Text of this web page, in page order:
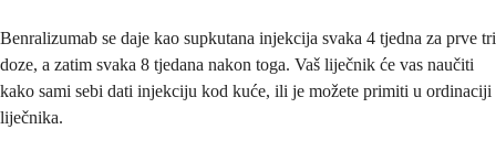
Benralizumab se daje kao supkutana injekcija svaka 4 tjedna za prve tri
doze, a zatim svaka 8 tjedana nakon toga. Vaš liječnik će vas naučiti
kako sami sebi dati injekciju kod kuće, ili je možete primiti u ordinaciji
liječnika.